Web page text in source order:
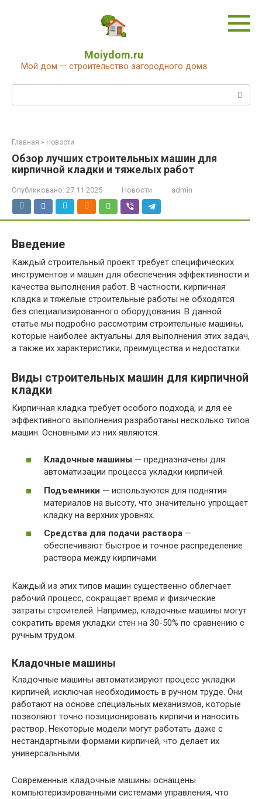
Moiydom.ru
Мой дом — строительство загородного дома
Главная » Новости
Обзор лучших строительных машин для
кирпичной кладки и тяжелых работ
Опубликовано: 27.11.2025 Новости admin
Введение
Каждый строительный проект требует специфических
инструментов и машин для обеспечения эффективности и
качества выполнения работ. В частности, кирпичная
кладка и тяжелые строительные работы не обходятся
без специализированного оборудования. В данной
статье мы подробно рассмотрим строительные машины,
которые наиболее актуальны для выполнения этих задач,
а также их характеристики, преимущества и недостатки.
Виды строительных машин для кирпичной
кладки
Кирпичная кладка требует особого подхода, и для ее
эффективного выполнения разработаны несколько типов
машин. Основными из них являются:
Кладочные машины — предназначены для
автоматизации процесса укладки кирпичей.
Подъемники — используются для поднятия
материалов на высоту, что значительно упрощает
кладку на верхних уровнях.
Средства для подачи раствора —
обеспечивают быстрое и точное распределение
раствора между кирпичами.
Каждый из этих типов машин существенно облегчает
рабочий процесс, сокращает время и физические
затраты строителей. Например, кладочные машины могут
сократить время укладки стен на 30-50% по сравнению с
ручным трудом.
Кладочные машины
Кладочные машины автоматизируют процесс укладки
кирпичей, исключая необходимость в ручном труде. Они
работают на основе специальных механизмов, которые
позволяют точно позиционировать кирпичи и наносить
раствор. Некоторые модели могут работать даже с
нестандартными формами кирпичей, что делает их
универсальными.
Современные кладочные машины оснащены
компьютеризированными системами управления, что